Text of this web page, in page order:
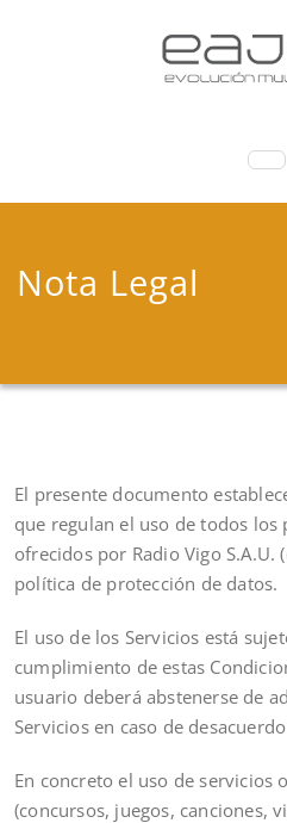
Nota Legal
El presente documento
que regulan el uso de todos los
ofrecidos por Radio Vigo S.A.U.
política de protección de datos.
El uso de los Servicios está
cumplimiento de estas
usuario deberá abstenerse de
Servicios en caso de
En concreto el uso de servicios
(concursos, juegos, canciones,